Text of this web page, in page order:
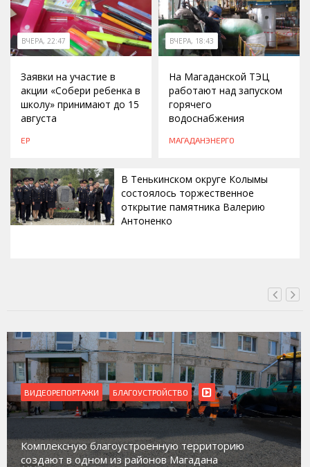
ВЧЕРА, 22:47
Заявки на участие в
акции «Собери ребенка в
школу» принимают до 15
августа
ЕР
ВЧЕРА, 18:43
На Магаданской ТЭЦ
работают над запуском
горячего
водоснабжения
МАГАДАНЭНЕРГО
В Тенькинском округе Колымы
состоялось торжественное
открытие памятника Валерию
Антоненко
ВИДЕОРЕПОРТАЖИ БЛАГОУСТРОЙСТВО
Комплексную благоустроенную территорию
создают в одном из районов Магадана